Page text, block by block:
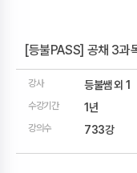
[등불PASS] 공채 3과
강사 등불쌤 외 1
수강기간 1년
강의수 733강